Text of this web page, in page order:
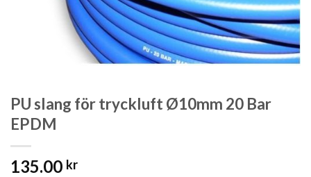
PU slang för tryckluft Ø10mm 20 Bar
EPDM
135.00 kr